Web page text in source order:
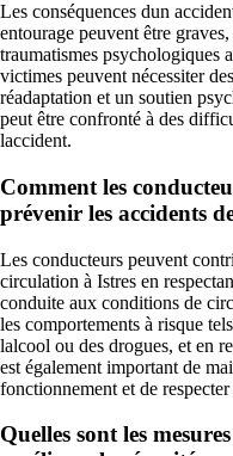
Les conséquences dun
entourage peuvent être
traumatismes psychologiques
victimes peuvent nécessiter
réadaptation et un soutien
peut être confronté à des
laccident.
Comment les
prévenir les accidents
Les conducteurs peuvent
circulation à Istres en
conduite aux conditions de
les comportements à risque
lalcool ou des drogues, et en
est également important de
fonctionnement et de
Quelles sont les